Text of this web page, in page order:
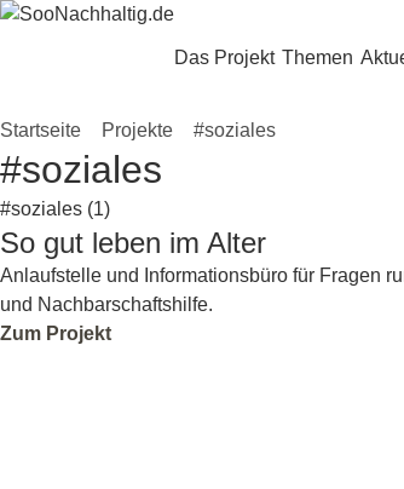
Zum Hauptinhalt springen
Das Projekt Themen
Startseite Projekte #soziales
#soziales
Nach Kategorie filtern
#soziales
So gut leben im Alter
Anlaufstelle und Informationsbüro für Fragen
und Nachbarschaftshilfe.
Zum Projekt